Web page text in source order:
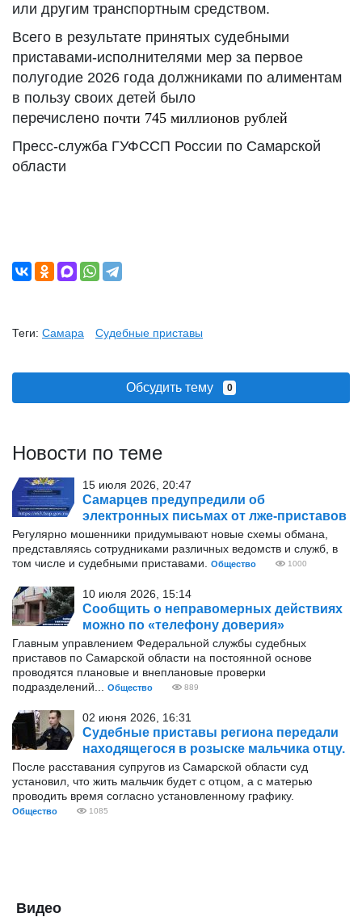
или другим транспортным средством.
Всего в результате принятых судебными
приставами-исполнителями мер за первое
полугодие 2026 года должниками по алиментам
в пользу своих детей было
перечислено почти 745 миллионов рублей
Пресс-служба ГУФССП России по Самарской
области
Теги: Самара Судебные приставы
Обсудить тему 0
Новости по теме
15 июля 2026, 20:47
Самарцев предупредили об
электронных письмах от лже-приставов
Регулярно мошенники придумывают новые схемы обмана,
представляясь сотрудниками различных ведомств и служб, в
том числе и судебными приставами.
Общество 1000
10 июля 2026, 15:14
Сообщить о неправомерных действиях
можно по «телефону доверия»
Главным управлением Федеральной службы судебных
приставов по Самарской области на постоянной основе
проводятся плановые и внеплановые проверки
подразделений...
Общество 889
02 июня 2026, 16:31
Судебные приставы региона передали
находящегося в розыске мальчика отцу.
После расставания супругов из Самарской области суд
установил, что жить мальчик будет с отцом, а с матерью
проводить время согласно установленному графику.
Общество 1085
Видео